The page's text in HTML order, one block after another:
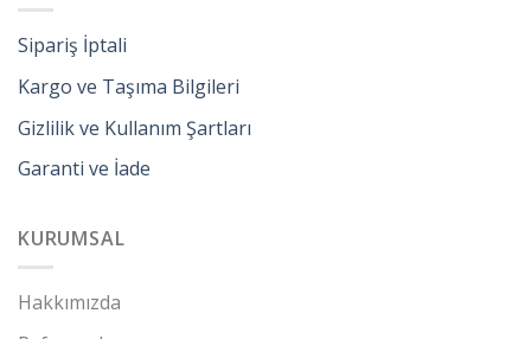
Sipariş İptali
Kargo ve Taşıma Bilgileri
Gizlilik ve Kullanım Şartları
Garanti ve İade
KURUMSAL
Hakkımızda